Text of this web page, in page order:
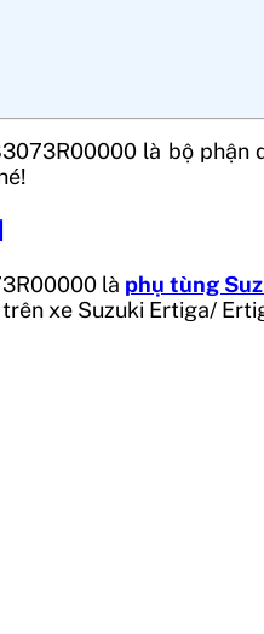
là bộ phận
là phụ tùng
xe Suzuki Ertiga/